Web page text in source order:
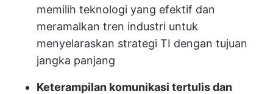
memilih teknologi yang efektif dan
meramalkan tren industri untuk
menyelaraskan strategi TI dengan tujuan
jangka panjang
Keterampilan komunikasi tertulis dan